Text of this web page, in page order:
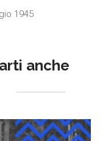
1945
anche